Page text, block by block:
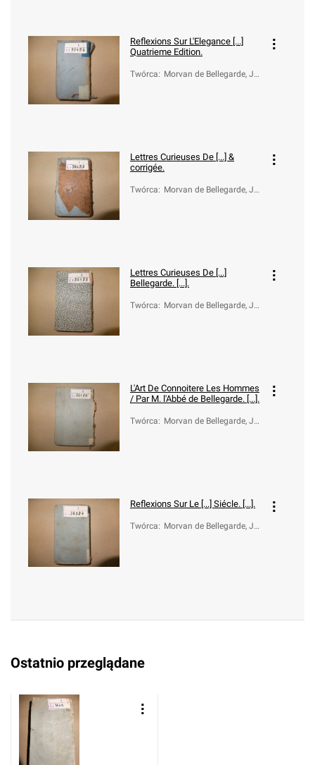
Reflexions Sur L'Elegance [...]
Quatrieme Edition.
Twórca: Morvan de Bellegarde, Je
Lettres Curieuses De [...] &
corrigée.
Twórca: Morvan de Bellegarde, Je
Lettres Curieuses De [...]
Bellegarde. [...].
Twórca: Morvan de Bellegarde, Je
L'Art De Connoitere Les Hommes
/ Par M. l'Abbé de Bellegarde. [...].
Twórca: Morvan de Bellegarde, Je
Reflexions Sur Le [...] Siécle. [...].
Twórca: Morvan de Bellegarde, Je
Ostatnio przeglądane